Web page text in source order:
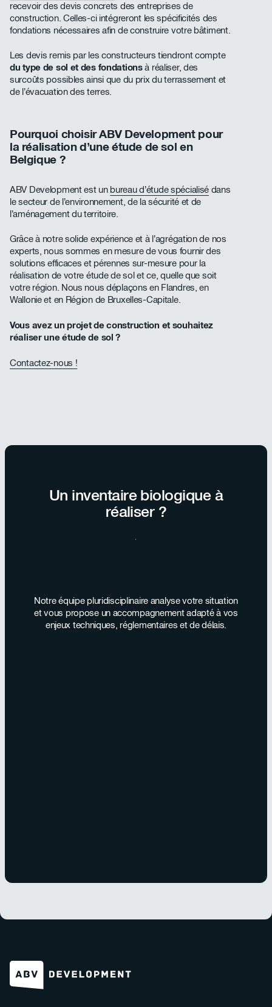
recevoir des devis concrets des entreprises de
construction. Celles-ci intégreront les spécificités des
fondations nécessaires afin de construire votre bâtiment.
Les devis remis par les constructeurs tiendront compte
du type de sol et des fondationsà réaliser, des
surcoûts possibles ainsi que du prix du terrassement et
de l’évacuation des terres.
Pourquoi choisir ABV Development pour
la réalisation d’une étude de sol en
Belgique ?
ABV Development est un bureau d’étude spécialisé dans
le secteur de l’environnement, de la sécurité et de
l’aménagement du territoire.
Grâce à notre solide expérience et à l’agrégation de nos
experts, nous sommes en mesure de vous fournir des
solutions efficaces et pérennes sur-mesure pour la
réalisation de votre étude de sol et ce, quelle que soit
votre région. Nous nous déplaçons en Flandres, en
Wallonie et en Région de Bruxelles-Capitale.
Vous avez un projet de construction et souhaitez
réaliser une étude de sol ?
Contactez-nous !
Un inventaire biologique à
réaliser ?
Échanger avec nos équipes
Notre équipe pluridisciplinaire analyse votre situation
et vous propose un accompagnement adapté à vos
enjeux techniques, réglementaires et de délais.